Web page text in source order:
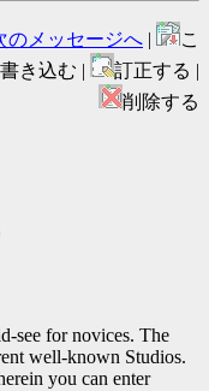
のメッセージへ |
こ
き込む |
訂正する |
削除する
see for novices. The
well-known Studios.
you can enter